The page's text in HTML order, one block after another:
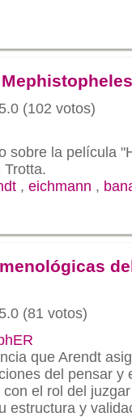
(102 votos)
sobre la película
Trotta.
, eichmann ,
(81 votos)
que Arendt
del pensar y
el rol del
estructura y